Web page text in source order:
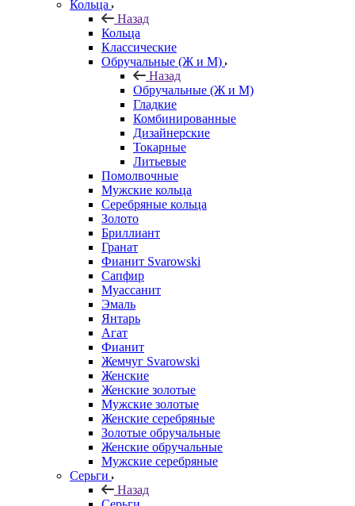
Кольца
Назад
Кольца
Классические
Обручальные (Ж и М)
Назад
Обручальные (Ж и М)
Гладкие
Комбинированные
Дизайнерские
Токарные
Литьевые
Помолвочные
Мужские кольца
Серебряные кольца
Золото
Бриллиант
Гранат
Фианит Svarowski
Сапфир
Муассанит
Эмаль
Янтарь
Агат
Фианит
Жемчуг Svarowski
Женские
Женские золотые
Мужские золотые
Женские серебряные
Золотые обручальные
Женские обручальные
Мужские серебряные
Серьги
Назад